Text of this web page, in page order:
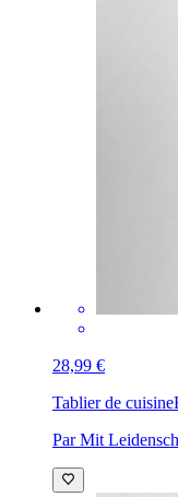
28,99 €
Tablier de cuisine
Par Mit